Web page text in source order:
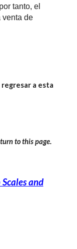
tanto, el
venta de
a esta
to this page.
and